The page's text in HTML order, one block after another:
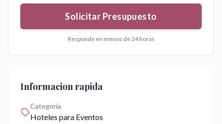
Solicitar Presupuesto
Responde en menos de 24 horas
Informacion rapida
Categoria
Hoteles para Eventos